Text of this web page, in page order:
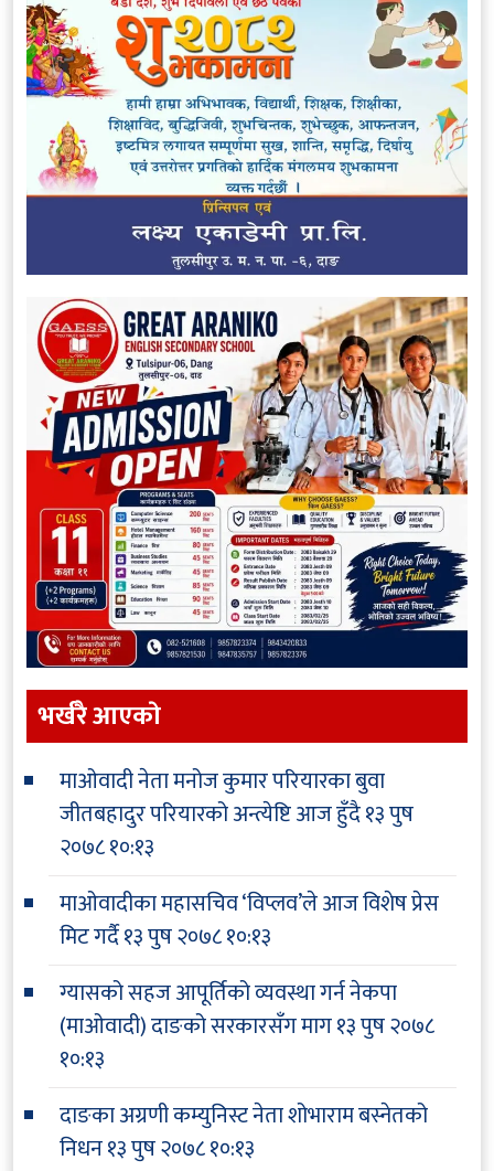
भर्खरै आएकाे
माओवादी नेता मनोज कुमार परियारका बुवा
जीतबहादुर परियारको अन्त्येष्टि आज हुँदै१३ पुष
२०७८ १०:१३
माओवादीका महासचिव ‘विप्लव’ले आज विशेष प्रेस
मिट गर्दै१३ पुष २०७८ १०:१३
ग्यासको सहज आपूर्तिको व्यवस्था गर्न नेकपा
(माओवादी) दाङको सरकारसँग माग१३ पुष २०७८
१०:१३
दाङका अग्रणी कम्युनिस्ट नेता शोभाराम बस्नेतको
निधन१३ पुष २०७८ १०:१३